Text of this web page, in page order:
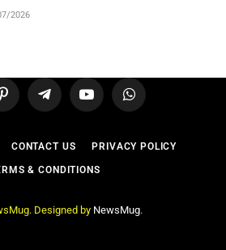
2026
Pinterest TelegramYouTubeWhatsApp
CONTACT US PRIVACY POLICY
& CONDITIONS
Designed by NewsMug